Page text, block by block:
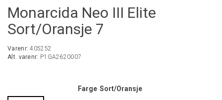
Monarcida Neo III Elite
Sort/Oransje 7
Varenr:405252
Alt. varenr: P1GA2620007
Farge Sort/Oransje